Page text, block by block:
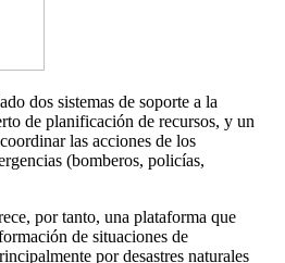
dos sistemas de soporte a la
de planificación de recursos, y un
las acciones de los
(bomberos, policías,
por tanto, una plataforma que
de situaciones de
por desastres naturales